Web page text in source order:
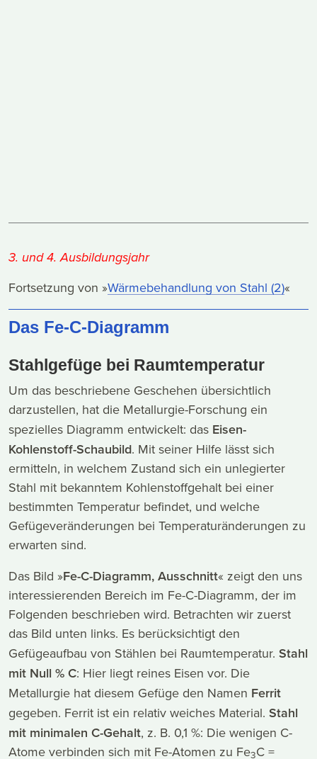
3. und 4. Ausbildungsjahr
Fortsetzung von »Wärmebehandlung von Stahl (2)«
Das Fe-C-Diagramm
Stahlgefüge bei Raumtemperatur
Um das beschriebene Geschehen übersichtlich
darzustellen, hat die Metallurgie-Forschung ein
spezielles Diagramm entwickelt: das Eisen-
Kohlenstoff-Schaubild. Mit seiner Hilfe lässt sich
ermitteln, in welchem Zustand sich ein unlegierter
Stahl mit bekanntem Kohlenstoffgehalt bei einer
bestimmten Temperatur befindet, und welche
Gefügeveränderungen bei Temperaturänderungen zu
erwarten sind.
Das Bild »Fe-C-Diagramm, Ausschnitt« zeigt den uns
interessierenden Bereich im Fe-C-Diagramm, der im
Folgenden beschrieben wird. Betrachten wir zuerst
das Bild unten links. Es berücksichtigt den
Gefügeaufbau von Stählen bei Raumtemperatur. Stahl
mit Null % C: Hier liegt reines Eisen vor. Die
Metallurgie hat diesem Gefüge den Namen Ferrit
gegeben. Ferrit ist ein relativ weiches Material. Stahl
mit minimalen C-Gehalt, z. B. 0,1 %: Die wenigen C-
Atome verbinden sich mit Fe-Atomen zu Fe3C =